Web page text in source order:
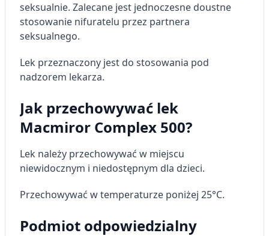
seksualnie. Zalecane jest jednoczesne doustne
stosowanie nifuratelu przez partnera
seksualnego.
Lek przeznaczony jest do stosowania pod
nadzorem lekarza.
Jak przechowywać lek
Macmiror Complex 500?
Lek należy przechowywać w miejscu
niewidocznym i niedostępnym dla dzieci.
Przechowywać w temperaturze poniżej 25°C.
Podmiot odpowiedzialny